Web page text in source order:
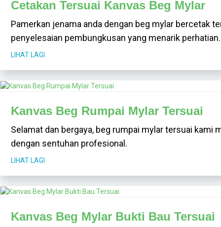
Cetakan Tersuai Kanvas Beg Mylar
Pamerkan jenama anda dengan beg mylar bercetak
penyelesaian pembungkusan yang menarik perhatian.
LIHAT LAGI
Kanvas Beg Rumpai Mylar Tersuai
Selamat dan bergaya, beg rumpai mylar tersuai
dengan sentuhan profesional.
LIHAT LAGI
Kanvas Beg Mylar Bukti Bau Tersuai